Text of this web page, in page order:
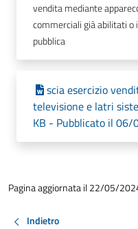
vendita mediante
commerciali già abilitati
pubblica
scia esercizio
televisione e latri
KB - Pubblicato il
Pagina aggiornata il 22/05/
Indietro